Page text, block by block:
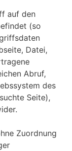
auf den
(so
Datei,
Abruf,
des
Seite),
Zuordnung